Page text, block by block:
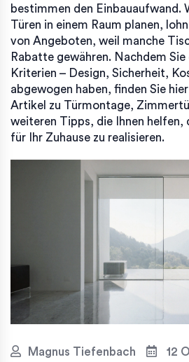
bestimmen den Einbauaufwand.
Türen in einem Raum planen,
von Angeboten, weil manche
Rabatte gewähren. Nachdem
Kriterien – Design, Sicherheit,
abgewogen haben, finden Sie
Artikel zu Türmontage,
weiteren Tipps, die Ihnen
für Ihr Zuhause zu realisieren.
Magnus Tiefenbach 12